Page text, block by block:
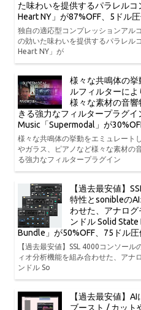
た味わいを提供するパラレル
Heart NY」が87%OFF、5ドル
独自の適応型コンプレッションアル
の効いた味わいを提供するパラレル
Heart NY」が
様々な共鳴体の
ルフィルターに
様々な素材の音
きる強力なフィルタープラグイ
Music「Supermodal」が
様々な共鳴体の挙動をエミュレート
やガラス、ピアノなど様々な素材の
る強力なフィルタープラグイン
【過去最安値】
特性とsonibleの
わせた、アナロ
ンドル Solid
Bundle」が50%OFF、75ドル圧
【過去最安値】SSL 4000コンソー
ィオ分析機能を組み合わせた、アナ
ンドル So
【過去最安値】
ブースト / カット